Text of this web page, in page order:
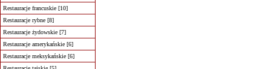
Restauracje francuskie [10]
Restauracje rybne [8]
Restauracje żydowskie [7]
Restauracje amerykańskie [6]
Restauracje meksykańskie [6]